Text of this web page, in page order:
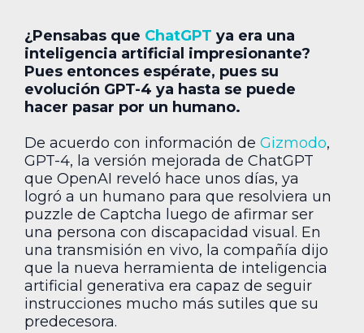
¿Pensabas que ChatGPT ya era una
inteligencia artificial impresionante?
Pues entonces espérate, pues su
evolución GPT-4 ya hasta se puede
hacer pasar por un humano.
De acuerdo con información de Gizmodo,
GPT-4, la versión mejorada de ChatGPT
que OpenAI reveló hace unos días, ya
logró a un humano para que resolviera un
puzzle de Captcha luego de afirmar ser
una persona con discapacidad visual. En
una transmisión en vivo, la compañía dijo
que la nueva herramienta de inteligencia
artificial generativa era capaz de seguir
instrucciones mucho más sutiles que su
predecesora.